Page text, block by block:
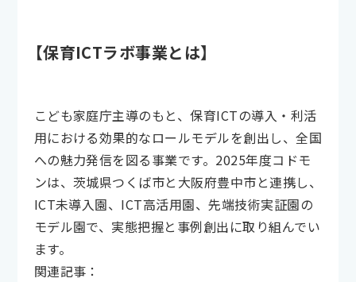
【保育ICTラボ事業とは】
こども家庭庁主導のもと、保育ICTの導入・利活
用における効果的なロールモデルを創出し、全国
への魅力発信を図る事業です。2025年度コドモ
ンは、茨城県つくば市と大阪府豊中市と連携し、
ICT未導入園、ICT高活用園、先端技術実証園の
モデル園で、実態把握と事例創出に取り組んでい
ます。
関連記事：